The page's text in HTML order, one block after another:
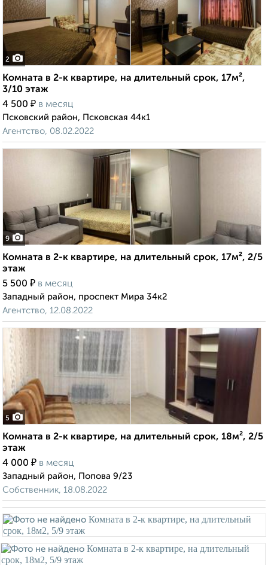
2
Комната в 2-к квартире, на длительный срок, 17м²,
3/10 этаж
4 500 ₽ в месяц
Псковский район, Псковская 44к1
Агентство, 08.02.2022
9
Комната в 2-к квартире, на длительный срок, 17м², 2/5
этаж
5 500 ₽ в месяц
Западный район, проспект Мира 34к2
Агентство, 12.08.2022
5
Комната в 2-к квартире, на длительный срок, 18м², 2/5
этаж
4 000 ₽ в месяц
Западный район, Попова 9/23
Собственник, 18.08.2022